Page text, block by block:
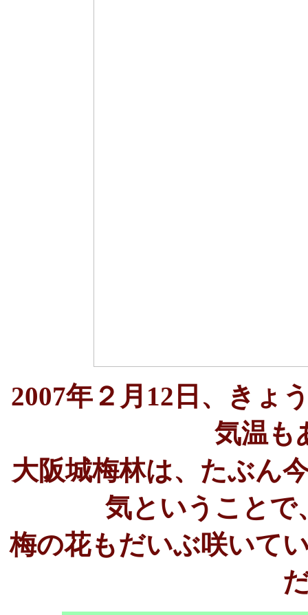
2007年２月12日、きょ
気温も
大阪城梅林は、たぶん
気ということで
梅の花もだいぶ咲いて